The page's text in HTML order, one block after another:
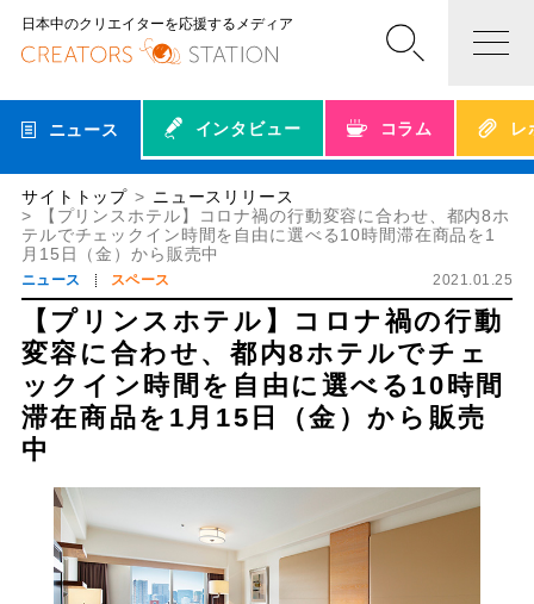
日本中のクリエイターを応援するメディア
ニュース インタビュー コラム レ
サイトトップ
ニュースリリース
【プリンスホテル】コロナ禍の行動変容に合わせ、都内8ホ
テルでチェックイン時間を自由に選べる10時間滞在商品を1
月15日（金）から販売中
ニュース スペース 2021.01.25
【プリンスホテル】コロナ禍の行動
変容に合わせ、都内8ホテルでチェ
ックイン時間を自由に選べる10時間
滞在商品を1月15日（金）から販売
中